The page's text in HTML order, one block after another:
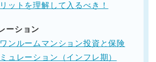
ットを理解して入るべき！
ーション
ンルームマンション投資と保険
ュレーション（インフレ期）